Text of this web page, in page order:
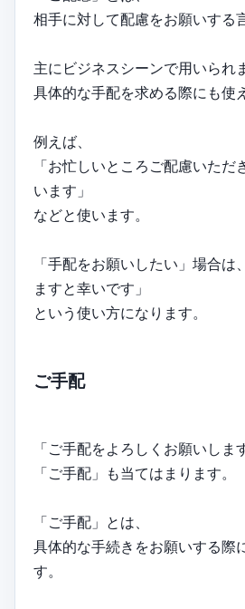
相手に対して配慮をお願いする
主にビジネスシーンで用いられ
具体的な手配を求める際にも使
例えば、
「お忙しいところご配慮いた
います」
などと使います。
「手配をお願いしたい」場合は
ますと幸いです」
という使い方になります。
ご手配
「ご手配をよろしくお願いしま
「ご手配」も当てはまります。
「ご手配」とは、
具体的な手続きをお願いする際
す。